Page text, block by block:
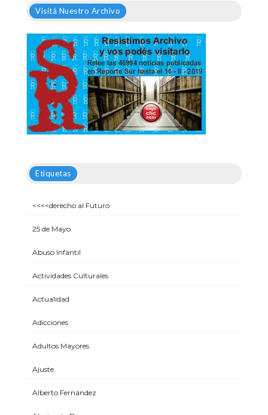
Visitá Nuestro Archivo
Etiquetas
<<<<derecho al Futuro
25 de Mayo
Abuso Infantil
Actividades Culturales
Actualidad
Adicciones
Adultos Mayores
Ajuste
Alberto Fernández